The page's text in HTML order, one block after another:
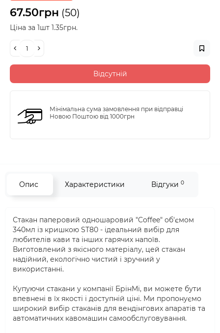
67.50грн (50)
Ціна за 1шт 1.35грн.
Відсутній
Мінімальна сума замовлення при відправці
Новою Поштою від 1000грн
Опис Характеристики Відгуки 0
Стакан паперовий одношаровий "Coffee" об'ємом
340мл із кришкою ST80 - ідеальний вибір для
любителів кави та інших гарячих напоїв.
Виготовлений з якісного матеріалу, цей стакан
надійний, екологічно чистий і зручний у
використанні.
Купуючи стакани у компанії БрінМі, ви можете бути
впевнені в їх якості і доступній ціні. Ми пропонуємо
широкий вибір стаканів для вендінгових апаратів та
автоматичних кавомашин самообслуговування.